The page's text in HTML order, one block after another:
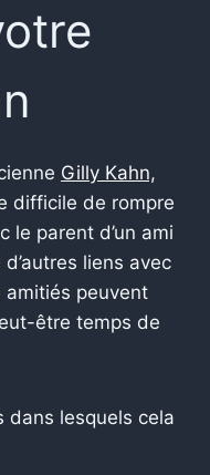
Gilly Kahn,
difficile de rompre
le parent d’un ami
liens avec
peuvent
être temps de
dans lesquels cela